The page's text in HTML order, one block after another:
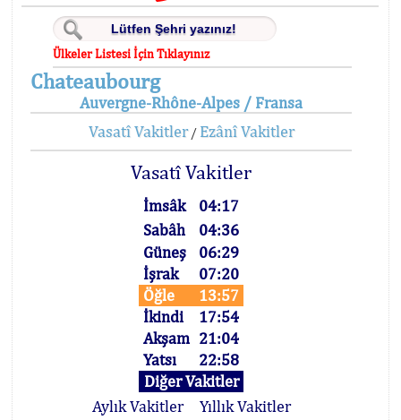
Ülkeler Listesi İçin Tıklayınız
Chateaubourg
Auvergne-Rhône-Alpes / Fransa
Vasatî Vakitler/ Ezânî Vakitler
Vasatî Vakitler
İmsâk
04:17
Sabâh
04:36
Güneş
06:29
İşrak
07:20
Öğle
13:57
İkindi
17:54
Akşam 21:04
Yatsı
22:58
Diğer Vakitler
Aylık Vakitler
Yıllık Vakitler